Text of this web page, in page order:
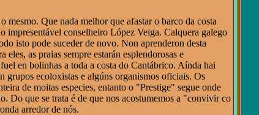
mesmo. Que nada melhor que afastar o barco da costa
impresentável conselheiro López Veiga. Calquera galego
isto pode suceder de novo. Non aprenderon desta
as praias sempre estarán esplendorosas e
en bolinhas a toda a costa do Cantábrico. Aínda hai
grupos ecoloxistas e algúns organismos oficiais. Os
de moitas especies, entanto o "Prestige" segue onde
Do que se trata é de que nos acostumemos a "convivir co
arredor de nós.